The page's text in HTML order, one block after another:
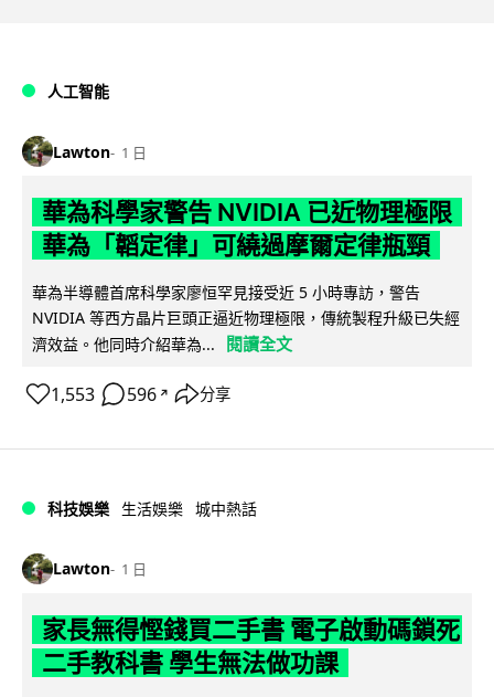
人工智能
Lawton 1 日
華為科學家警告 NVIDIA 已近物理極限
華為「韜定律」可繞過摩爾定律瓶頸
華為半導體首席科學家廖恒罕見接受近 5 小時專訪，警告
NVIDIA 等西方晶片巨頭正逼近物理極限，傳統製程升級已失經
濟效益。他同時介紹華為...
閱讀全文
1,553 596 ↗ 分享
科技娛樂 生活娛樂 城中熱話
Lawton 1 日
家長無得慳錢買二手書 電子啟動碼鎖死
二手教科書 學生無法做功課